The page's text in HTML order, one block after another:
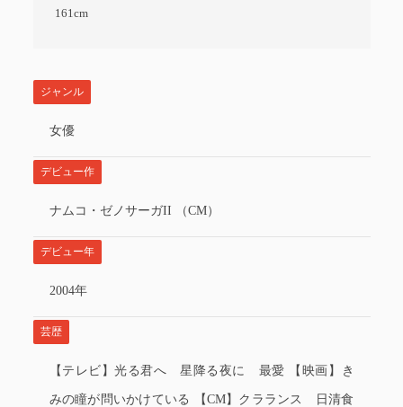
161cm
ジャンル
女優
デビュー作
ナムコ・ゼノサーガII （CM）
デビュー年
2004年
芸歴
【テレビ】光る君へ 星降る夜に 最愛 【映画】き
みの瞳が問いかけている 【CM】クラランス 日清食